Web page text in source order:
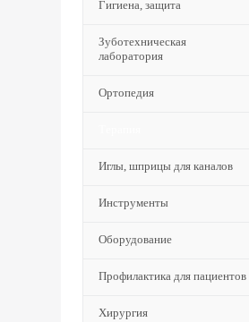
Гигиена, защита
Зуботехническая
лаборатория
Ортопедия
Иглы, шприцы для каналов
Инструменты
Оборудование
Профилактика для пациентов
Хирургия